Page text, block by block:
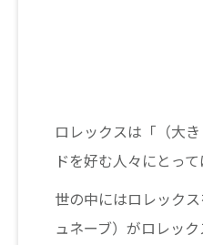
ロレックスは「（大
ドを好む人々にとっ
世の中にはロレック
ュネーブ）がロレッ